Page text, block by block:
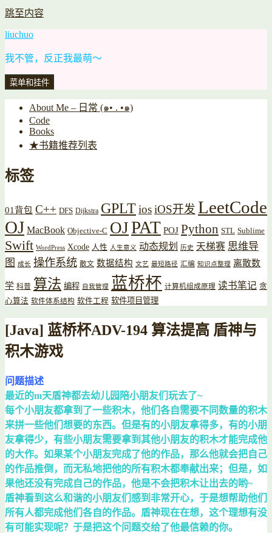
跳至内容
liuchuo
我不管，反正我最萌～
菜单和挂件
About Me – 日常 (๑• . •๑)
Code
Books
★书籍推荐列表
标签
01背包 C++ DFS Dijkstra GPLTiosiOS开发 LeetCode
OJ MacBook Objective-C OJPAT POJ Python STL Sublime
Swift WordPress Xcode 人性 人生意义 动态规划 历史 天梯赛 思维导
图
成长 操作系统 散文 数据结构 文艺 最短路径 汇编 知识点整理 离散数
学 科普 算法 编程 自我管理 蓝桥杯 计算机组成原理 读书笔记 贪
心算法 软件体系结构 软件工程 软件项目管理
[Java] 蓝桥杯ADV-194 算法提高 盾神与
积木游戏
问题描述
最近的m天盾神都去幼儿园陪小朋友们玩去了~
每个小朋友都拿到了一些积木，他们各自需要不同数量的积木
来拼一些他们想要的东西。但是有的小朋友拿得多，有的小朋
友拿得少，有些小朋友需要拿到其他小朋友的积木才能完成他
的大作。如果某个小朋友完成了他的作品，那么他就会把自己
的作品推倒，而无私地把他的所有积木都奉献出来；但是，如
果他还没有完成自己的作品，他是不会把积木让出去的哟~
盾神看到这么和谐的小朋友们感到非常开心，于是想帮助他们
所有人都完成他们各自的作品。盾神现在在想，这个理想有没
有可能实现呢？于是把这个问题交给了他最信赖的你。